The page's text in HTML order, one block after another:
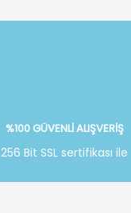
%100 GÜVENLİ ALIŞVERİŞ
256 Bit SSL sertifikası ile